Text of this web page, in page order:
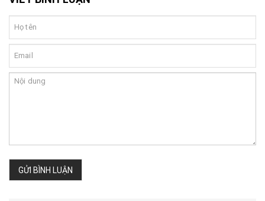
GỬI BÌNH LUẬN